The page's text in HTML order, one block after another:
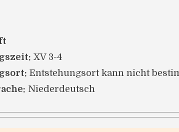
XV 3-4
Entstehungsort kann nicht
Niederdeutsch